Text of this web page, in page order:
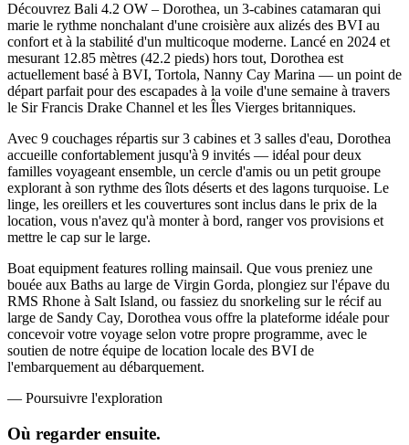
Découvrez Bali 4.2 OW – Dorothea, un 3-cabines catamaran qui
marie le rythme nonchalant d'une croisière aux alizés des BVI au
confort et à la stabilité d'un multicoque moderne. Lancé en 2024 et
mesurant 12.85 mètres (42.2 pieds) hors tout, Dorothea est
actuellement basé à BVI, Tortola, Nanny Cay Marina — un point de
départ parfait pour des escapades à la voile d'une semaine à travers
le Sir Francis Drake Channel et les Îles Vierges britanniques.
Avec 9 couchages répartis sur 3 cabines et 3 salles d'eau, Dorothea
accueille confortablement jusqu'à 9 invités — idéal pour deux
familles voyageant ensemble, un cercle d'amis ou un petit groupe
explorant à son rythme des îlots déserts et des lagons turquoise. Le
linge, les oreillers et les couvertures sont inclus dans le prix de la
location, vous n'avez qu'à monter à bord, ranger vos provisions et
mettre le cap sur le large.
Boat equipment features rolling mainsail. Que vous preniez une
bouée aux Baths au large de Virgin Gorda, plongiez sur l'épave du
RMS Rhone à Salt Island, ou fassiez du snorkeling sur le récif au
large de Sandy Cay, Dorothea vous offre la plateforme idéale pour
concevoir votre voyage selon votre propre programme, avec le
soutien de notre équipe de location locale des BVI de
l'embarquement au débarquement.
— Poursuivre l'exploration
Où regarder ensuite.